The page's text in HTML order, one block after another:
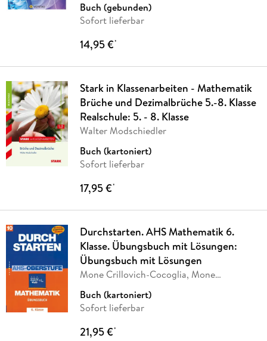
Buch (gebunden)
Sofort lieferbar
14,95 €*
Stark in Klassenarbeiten - Mathematik
Brüche und Dezimalbrüche 5.-8. Klasse
Realschule: 5. - 8. Klasse
Walter Modschiedler
Buch (kartoniert)
Sofort lieferbar
17,95 €*
Durchstarten. AHS Mathematik 6.
Klasse. Übungsbuch mit Lösungen:
Übungsbuch mit Lösungen
Mone Crillovich-Cocoglia, Mone
Buch (kartoniert)
Sofort lieferbar
21,95 €*